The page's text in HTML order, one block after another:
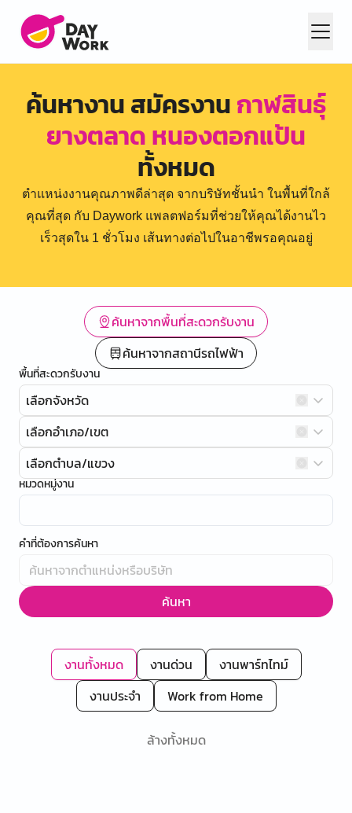
ค้นหางาน สมัครงานกาฬสินธุ์
ยางตลาด หนองตอกแป้น
ทั้งหมด
ตำแหน่งงานคุณภาพดีล่าสุด จากบริษัทชั้นนำ ในพื้นที่ใกล้
คุณที่สุด กับ Daywork แพลตฟอร์มที่ช่วยให้คุณได้งานไว
เร็วสุดใน 1 ชั่วโมง เส้นทางต่อไปในอาชีพรอคุณอยู่
ค้นหาจากพื้นที่สะดวกรับงาน
ค้นหาจากสถานีรถไฟฟ้า
พื้นที่สะดวกรับงาน
เลือกจังหวัด
เลือกอำเภอ/เขต
เลือกตำบล/แขวง
หมวดหมู่งาน
คำที่ต้องการค้นหา
ค้นหา
งานทั้งหมด งานด่วน
งานพาร์ทไทม์
งานประจำ
Work from Home
ล้างทั้งหมด